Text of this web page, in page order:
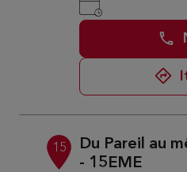
15
Du Pareil au
- 15EME